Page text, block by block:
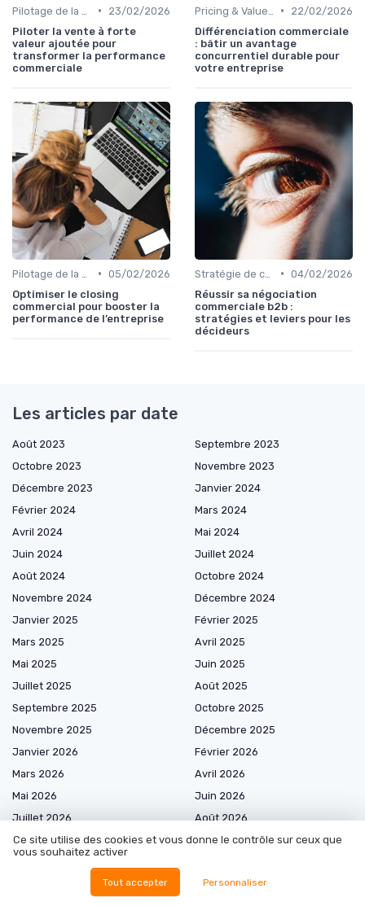
•
23/02/2026
Piloter la vente à forte
valeur ajoutée pour
transformer la performance
commerciale
•
22/02/2026
Différenciation commerciale
: bâtir un avantage
concurrentiel durable pour
votre entreprise
• 05/02/2026
Optimiser le closing
commercial pour booster la
performance de l’entreprise
• 04/02/2026
Réussir sa négociation
commerciale b2b :
stratégies et leviers pour les
décideurs
Les articles par date
Août 2023
Septembre 2023
Octobre 2023
Novembre 2023
Décembre 2023
Janvier 2024
Février 2024
Mars 2024
Avril 2024
Mai 2024
Juin 2024
Juillet 2024
Août 2024
Octobre 2024
Novembre 2024
Décembre 2024
Janvier 2025
Février 2025
Mars 2025
Avril 2025
Mai 2025
Juin 2025
Juillet 2025
Août 2025
Septembre 2025
Octobre 2025
Novembre 2025
Décembre 2025
Janvier 2026
Février 2026
Mars 2026
Avril 2026
Mai 2026
Juin 2026
Juillet 2026
Août 2026
Marketplace de prestataires
Ce site utilise des cookies et vous donne le contrôle sur ceux que
vous souhaitez activer
Tout accepter Personnaliser